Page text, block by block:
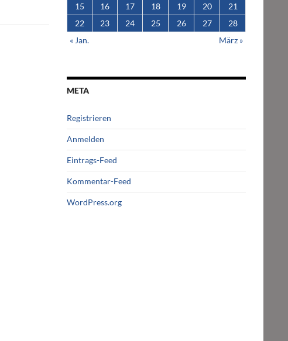
15
16 17 18 19 20
21
22
23 24 25 26 27
28
« Jan.
März »
META
Registrieren
Anmelden
Eintrags-Feed
Kommentar-Feed
WordPress.org